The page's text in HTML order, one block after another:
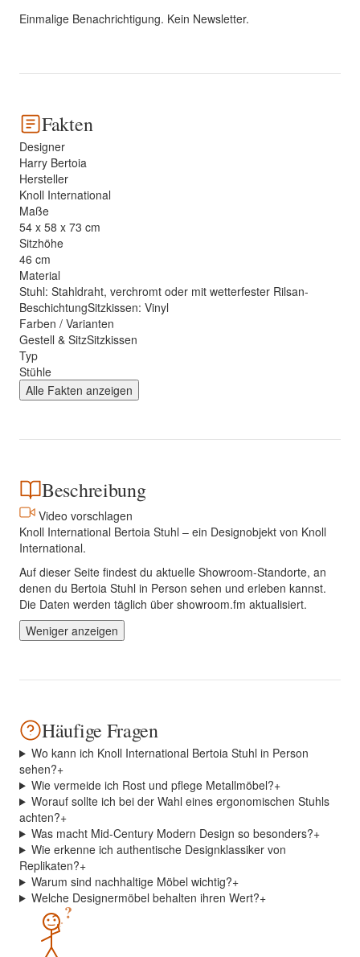
Einmalige Benachrichtigung. Kein Newsletter.
Fakten
Designer
Harry Bertoia
Hersteller
Knoll International
Maße
54 x 58 x 73 cm
Sitzhöhe
46 cm
Material
Stuhl: Stahldraht, verchromt oder mit wetterfester Rilsan-
BeschichtungSitzkissen: Vinyl
Farben / Varianten
Gestell & SitzSitzkissen
Typ
Stühle
Alle Fakten anzeigen
Beschreibung
Video vorschlagen
Knoll International Bertoia Stuhl – ein Designobjekt von Knoll
International.
Auf dieser Seite findest du aktuelle Showroom-Standorte, an
denen du Bertoia Stuhl in Person sehen und erleben kannst.
Die Daten werden täglich über showroom.fm aktualisiert.
Weniger anzeigen
Häufige Fragen
Wo kann ich Knoll International Bertoia Stuhl in Person
sehen?+
Wie vermeide ich Rost und pflege Metallmöbel?+
Worauf sollte ich bei der Wahl eines ergonomischen Stuhls
achten?+
Was macht Mid-Century Modern Design so besonders?+
Wie erkenne ich authentische Designklassiker von
Replikaten?+
Warum sind nachhaltige Möbel wichtig?+
Welche Designermöbel behalten ihren Wert?+
?